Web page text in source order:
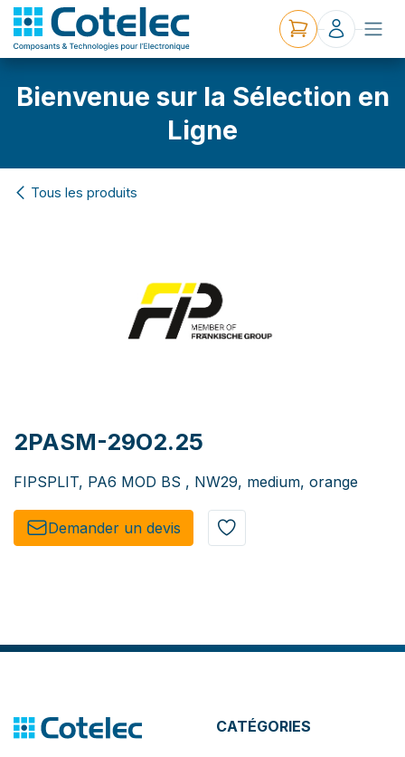
Bienvenue sur la Sélection en
Ligne
Tous les produits
2PASM-29O2.25
FIPSPLIT, PA6 MOD BS , NW29, medium, orange
Demander un de​​vis​​
CATÉGORIES